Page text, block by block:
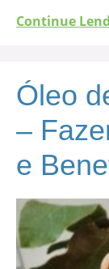
Continue
Óleo
–
e